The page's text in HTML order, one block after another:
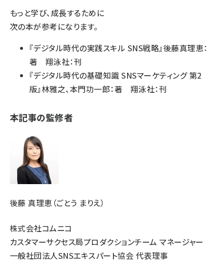
もっと学び、成長するために
次の本が参考になります。
『デジタル時代の実践スキル SNS戦略』後藤真理恵：
著 翔泳社：刊
『デジタル時代の基礎知識 SNSマーケティング 第2
版』林雅之、本門功一郎：著 翔泳社：刊
本記事の監修者
後藤 真理恵（ごとう まりえ）
株式会社コムニコ
カスタマーサクセス局プロダクションチーム マネージャー
一般社団法人SNSエキスパート協会 代表理事